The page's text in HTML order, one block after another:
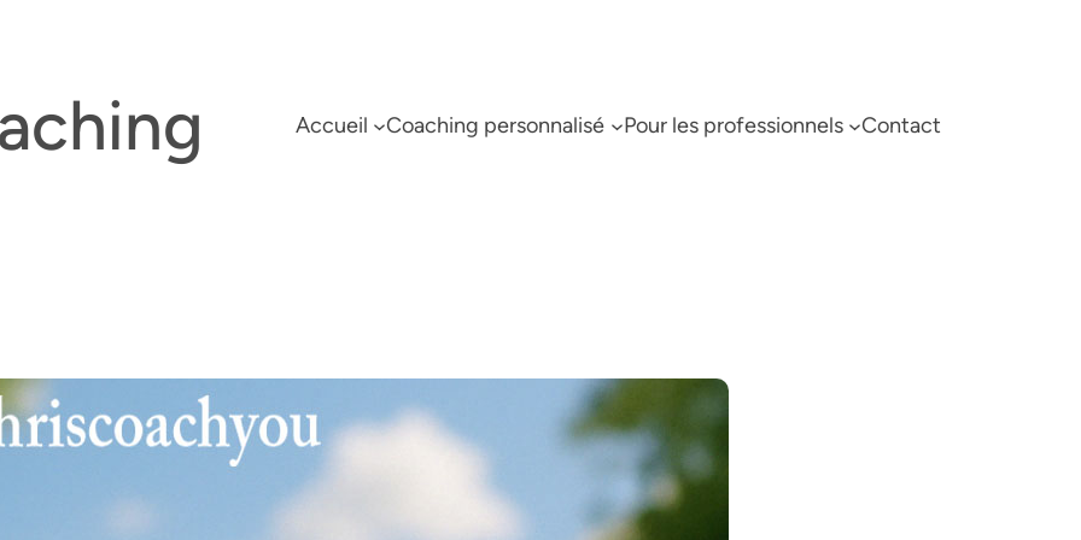
Accueil Coaching personnalisé Pour les professionnels Contact